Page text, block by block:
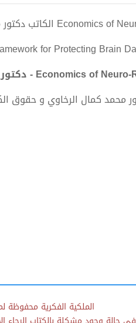
for Protecting Brain
محمد كمال الرخاوي و حقوق
الملكية الفكرية محفوظة